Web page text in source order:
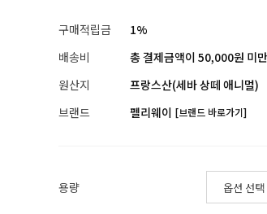
구매적립금
1%
배송비
총 결제금액이 50,000원 미
원산지
프랑스산(세바 상떼 애니멀)
브랜드
펠리웨이 [브랜드 바로가기]
용량